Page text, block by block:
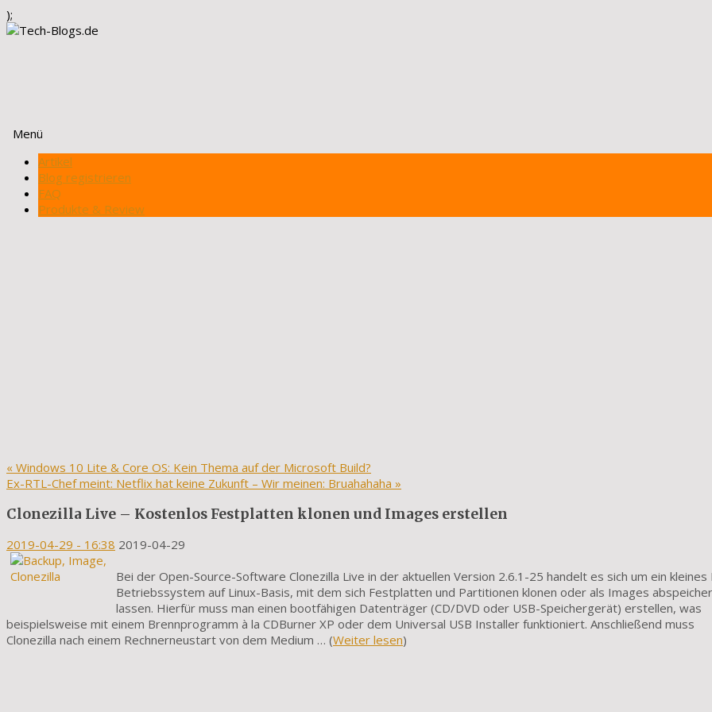
);
Menü
Zum
Inhalt
springen
Artikel
Blog registrieren
FAQ
Produkte & Review
« Windows 10 Lite & Core OS: Kein Thema auf der Microsoft Build?
Ex-RTL-Chef meint: Netflix hat keine Zukunft – Wir meinen: Bruahahaha »
Clonezilla Live – Kostenlos Festplatten klonen und Images erstellen
2019-04-29 - 16:38 2019-04-29
Bei der Open-Source-Software Clonezilla Live in der aktuellen Version 2.6.1-25 handelt es sich um ein kleines
Betriebssystem auf Linux-Basis, mit dem sich Festplatten und Partitionen klonen oder als Images
lassen. Hierfür muss man einen bootfähigen Datenträger (CD/DVD oder USB-Speichergerät) erstellen, was
beispielsweise mit einem Brennprogramm à la CDBurner XP oder dem Universal USB Installer funktioniert. Anschließend muss
Clonezilla nach einem Rechnerneustart von dem Medium … (Weiter lesen)